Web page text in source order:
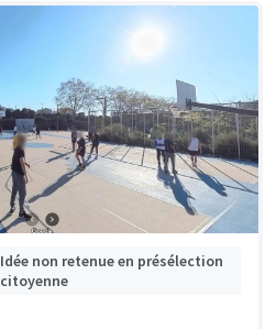
Idée non retenue en présélection
citoyenne